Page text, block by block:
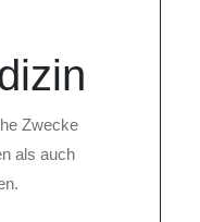
Zwecke
als auch